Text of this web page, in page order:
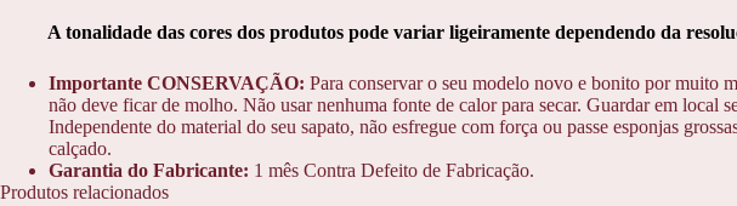
A tonalidade das cores dos produtos pode variar ligeiramente dependendo da
Importante CONSERVAÇÃO: Para conservar o seu modelo novo e bonito por muito
não deve ficar de molho. Não usar nenhuma fonte de calor para secar. Guardar em local
Independente do material do seu sapato, não esfregue com força ou passe esponjas
calçado.
Garantia do Fabricante: 1 mês Contra Defeito de Fabricação.
Produtos relacionados